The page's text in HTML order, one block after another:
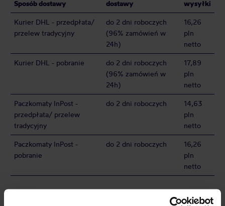
Sposób dostawy
dostawy
wysyłki
Kurier DHL - przedpłata/
przelew tradycyjny
do 2 dni roboczych
(96% zamówień w
24h)
16,26
pln
netto
Kurier DHL - pobranie
do 2 dni roboczych
(96% zamówień w
24h)
17,89
pln
netto
Paczkomaty InPost -
przedpłata/ przelew
tradycyjny
do 2 dni roboczych
14,63
pln
netto
Paczkomaty InPost -
pobranie
do 2 dni roboczych
16,26
pln
netto